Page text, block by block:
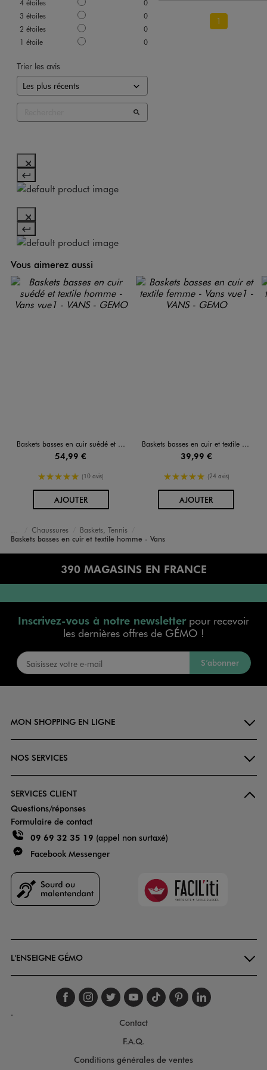
4 étoiles
0
3 étoiles
0
2 étoiles
0
1 étoile 0
Trier les avis
1
Vous aimerez aussi
Baskets basses en cuir suédé et textile homme - Vans
54,99 €
5/5 de moyenne
(10 avis)
AJOUTERAU PANIER
Baskets basses en cuir et textile femme - Vans
39,99 €
5/5 de moyenne
(24 avis)
AJOUTERAU PANIER
Accueil
Homme
Chaussures
Baskets, Tennis
Baskets basses en cuir et textile homme - Vans
390 MAGASINS EN FRANCE
Inscrivez-vous à notre newsletterpour recevoir
les dernières offres de GÉMO !
S’abonner
MON SHOPPING EN LIGNE
NOS SERVICES
SERVICES CLIENT
Questions/réponses
Formulaire de contact
09 69 32 35 19 (appel non surtaxé)
Facebook Messenger
Faciliti
L'ENSEIGNE GÉMO
Suivez-nous sur
Suivez-nous sur
Suivez-nous sur
Suivez-nous
Suivez-nous
Suivez-
.
Contact
F.A.Q.
Conditions générales de ventes